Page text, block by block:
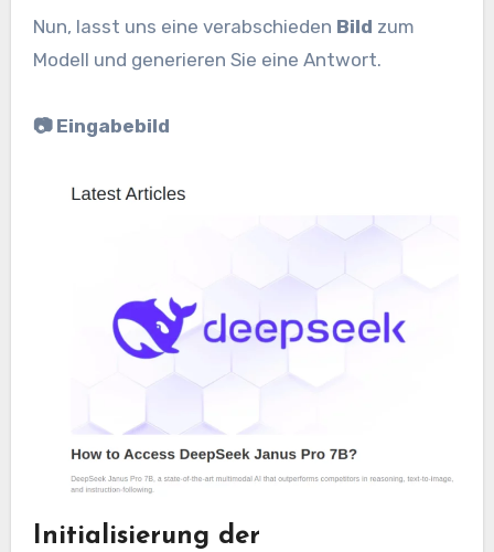
Nun, lasst uns eine verabschieden Bild zum
Modell und generieren Sie eine Antwort.
📷 Eingabebild
Initialisierung der